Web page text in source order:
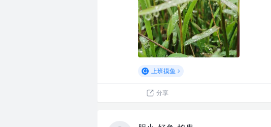
上班摸鱼
分享